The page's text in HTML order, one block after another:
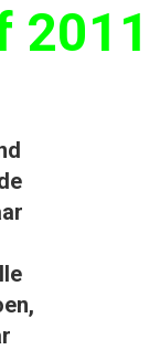
2011